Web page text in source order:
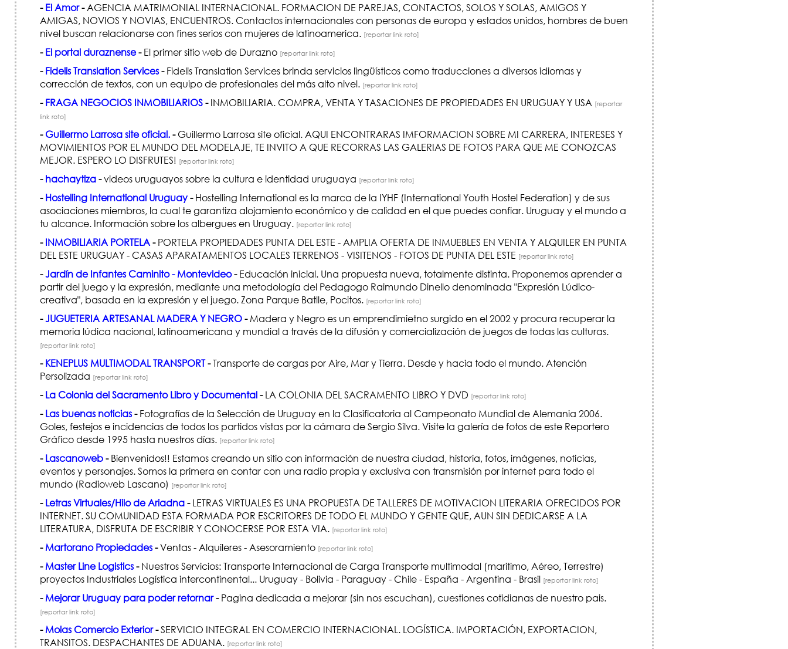
- El Amor-AGENCIA MATRIMONIAL INTERNACIONAL. FORMACION DE PAREJAS, CONTACTOS, SOLOS Y SOLAS, AMIGOS Y
AMIGAS, NOVIOS Y NOVIAS, ENCUENTROS. Contactos internacionales con personas de europa y estados unidos, hombres de buen
nivel buscan relacionarse con fines serios con mujeres de latinoamerica. [reportar link roto]
- El portal duraznense-El primer sitio web de Durazno [reportar link roto]
- Fidelis Translation Services-Fidelis Translation Services brinda servicios lingüísticos como traducciones a diversos idiomas y
corrección de textos, con un equipo de profesionales del más alto nivel. [reportar link roto]
- FRAGA NEGOCIOS INMOBILIARIOS-INMOBILIARIA. COMPRA, VENTA Y TASACIONES DE PROPIEDADES EN URUGUAY Y USA [reportar
link roto]
- Guillermo Larrosa site oficial.-Guillermo Larrosa site oficial. AQUI ENCONTRARAS IMFORMACION SOBRE MI CARRERA, INTERESES Y
MOVIMIENTOS POR EL MUNDO DEL MODELAJE, TE INVITO A QUE RECORRAS LAS GALERIAS DE FOTOS PARA QUE ME CONOZCAS
MEJOR. ESPERO LO DISFRUTES! [reportar link roto]
- hachaytiza-videos uruguayos sobre la cultura e identidad uruguaya [reportar link roto]
- Hostelling International Uruguay-Hostelling International es la marca de la IYHF (International Youth Hostel Federation) y de sus
asociaciones miembros, la cual te garantiza alojamiento económico y de calidad en el que puedes confiar. Uruguay y el mundo a
tu alcance. Información sobre los albergues en Uruguay. [reportar link roto]
- INMOBILIARIA PORTELA-PORTELA PROPIEDADES PUNTA DEL ESTE - AMPLIA OFERTA DE INMUEBLES EN VENTA Y ALQUILER EN PUNTA
DEL ESTE URUGUAY - CASAS APARATAMENTOS LOCALES TERRENOS - VISITENOS - FOTOS DE PUNTA DEL ESTE [reportar link roto]
-Jardín de Infantes Caminito - Montevideo-Educación inicial. Una propuesta nueva, totalmente distinta. Proponemos aprender a
partir del juego y la expresión, mediante una metodología del Pedagogo Raimundo Dinello denominada "Expresión Lúdico-
creativa", basada en la expresión y el juego. Zona Parque Batlle, Pocitos. [reportar link roto]
-JUGUETERIA ARTESANAL MADERA Y NEGRO-Madera y Negro es un emprendimietno surgido en el 2002 y procura recuperar la
memoria lúdica nacional, latinoamericana y mundial a través de la difusión y comercialización de juegos de todas las culturas.
[reportar link roto]
- KENEPLUS MULTIMODAL TRANSPORT-Transporte de cargas por Aire, Mar y Tierra. Desde y hacia todo el mundo. Atención
Persolizada [reportar link roto]
- La Colonia del Sacramento Libro y Documental-LA COLONIA DEL SACRAMENTO LIBRO Y DVD [reportar link roto]
- Las buenas noticias-Fotografías de la Selección de Uruguay en la Clasificatoria al Campeonato Mundial de Alemania 2006.
Goles, festejos e incidencias de todos los partidos vistas por la cámara de Sergio Silva. Visite la galería de fotos de este Reportero
Gráfico desde 1995 hasta nuestros días. [reportar link roto]
- Lascanoweb-Bienvenidos!! Estamos creando un sitio con información de nuestra ciudad, historia, fotos, imágenes, noticias,
eventos y personajes. Somos la primera en contar con una radio propia y exclusiva con transmisión por internet para todo el
mundo (Radioweb Lascano) [reportar link roto]
- Letras Virtuales/Hilo de Ariadna-LETRAS VIRTUALES ES UNA PROPUESTA DE TALLERES DE MOTIVACION LITERARIA OFRECIDOS POR
INTERNET. SU COMUNIDAD ESTA FORMADA POR ESCRITORES DE TODO EL MUNDO Y GENTE QUE, AUN SIN DEDICARSE A LA
LITERATURA, DISFRUTA DE ESCRIBIR Y CONOCERSE POR ESTA VIA. [reportar link roto]
- Martorano Propiedades-Ventas - Alquileres - Asesoramiento [reportar link roto]
- Master Line Logistics-Nuestros Servicios: Transporte Internacional de Carga Transporte multimodal (maritimo, Aéreo, Terrestre)
proyectos Industriales Logística intercontinental... Uruguay - Bolivia - Paraguay - Chile - España - Argentina - Brasil [reportar link roto]
- Mejorar Uruguay para poder retornar-Pagina dedicada a mejorar (sin nos escuchan), cuestiones cotidianas de nuestro pais.
[reportar link roto]
- Molas Comercio Exterior-SERVICIO INTEGRAL EN COMERCIO INTERNACIONAL. LOGÍSTICA. IMPORTACIÓN, EXPORTACION,
TRANSITOS. DESPACHANTES DE ADUANA. [reportar link roto]